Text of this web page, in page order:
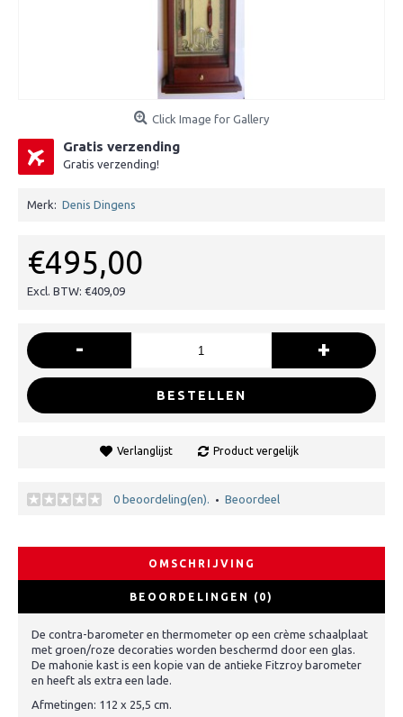
Click Image for Gallery
Gratis verzending
Gratis verzending!
Merk: Denis Dingens
€495,00
Excl. BTW: €409,09
- +
BESTELLEN
Verlanglijst Product vergelijk
0 beoordeling(en). • Beoordeel
OMSCHRIJVING
BEOORDELINGEN (0)
De contra-barometer en thermometer op een crème schaalplaat
met groen/roze decoraties worden beschermd door een glas.
De mahonie kast is een kopie van de antieke Fitzroy barometer
en heeft als extra een lade.
Afmetingen: 112 x 25,5 cm.